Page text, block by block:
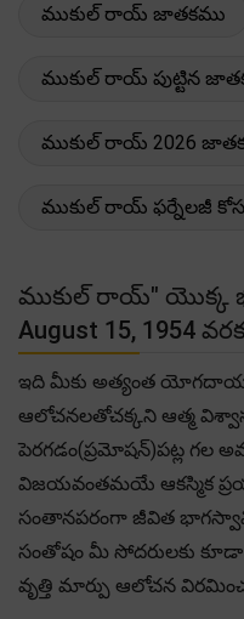
ముకుల్ రాయ్ జాతకము
ముకుల్ రాయ్ పుట్టిన
ముకుల్ రాయ్ 2026
ముకుల్ రాయ్ ఫర్నేలజీ
ముకుల్ రాయ్" యొక్క
August 15, 1954
ఇది మీకు అత్యంత
ఆలోచనలతోచక్కని ఆత్మ
పెరగడం(ప్రమోషన్)పట్ల గల
విజయవంతమయే ఆకస్మిక
సంతానపరంగా జీవిత
సంతోషం మీ సోదరులకు
వృత్తి మార్పు ఆలోచన